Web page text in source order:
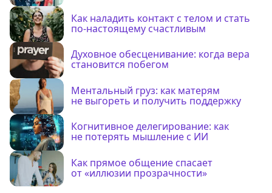
Как наладить контакт с телом и стать
по-настоящему счастливым
Духовное обесценивание: когда вера
становится побегом
Ментальный груз: как матерям
не выгореть и получить поддержку
Когнитивное делегирование: как
не потерять мышление с ИИ
Как прямое общение спасает
от «иллюзии прозрачности»